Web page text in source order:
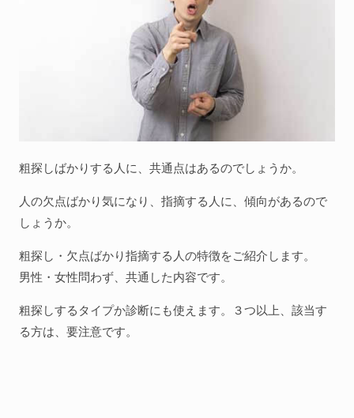
粗探しばかりする人に、共通点はあるのでしょうか。
人の欠点ばかり気になり、指摘する人に、傾向があるので
しょうか。
粗探し・欠点ばかり指摘する人の特徴をご紹介します。
男性・女性問わず、共通した内容です。
粗探しするタイプか診断にも使えます。３つ以上、該当す
る方は、要注意です。